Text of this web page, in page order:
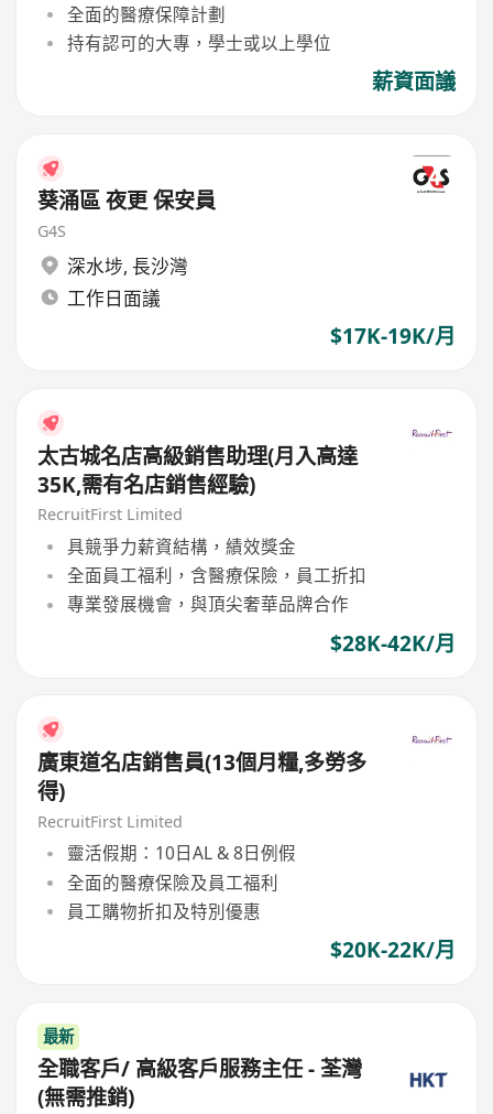
全面的醫療保障計劃
持有認可的大專，學士或以上學位
薪資面議
葵涌區 夜更 保安員
G4S
深水埗, 長沙灣
工作日面議
$17K-19K/月
太古城名店高級銷售助理(月入高達
35K,需有名店銷售經驗)
RecruitFirst Limited
具競爭力薪資結構，績效獎金
全面員工福利，含醫療保險，員工折扣
專業發展機會，與頂尖奢華品牌合作
$28K-42K/月
廣東道名店銷售員(13個月糧,多勞多
得)
RecruitFirst Limited
靈活假期：10日AL & 8日例假
全面的醫療保險及員工福利
員工購物折扣及特別優惠
$20K-22K/月
最新
全職客戶/ 高級客戶服務主任 - 荃灣
(無需推銷)